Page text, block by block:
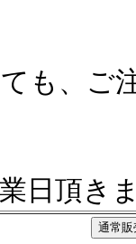
も、ご
日頂き